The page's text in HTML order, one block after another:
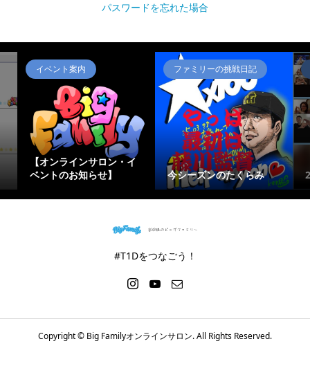
パスワードを忘れた場合
イベント案内
【オンラインサロン・イ
ベントのお知らせ】
ファミリーの挑戦日記
今シーズンのたくらみ
#T1Dをつなごう！
Copyright © Big Familyオンラインサロン. All Rights Reserved.